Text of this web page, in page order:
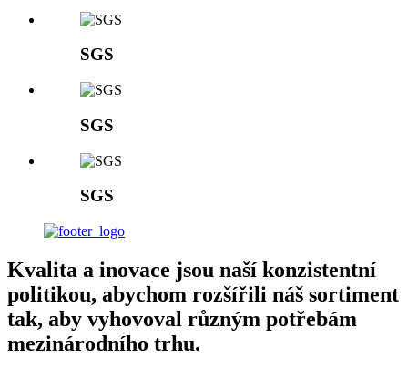
SGS
SGS
SGS
Kvalita a inovace jsou naší konzistentní
politikou, abychom rozšířili náš sortiment
tak, aby vyhovoval různým potřebám
mezinárodního trhu.